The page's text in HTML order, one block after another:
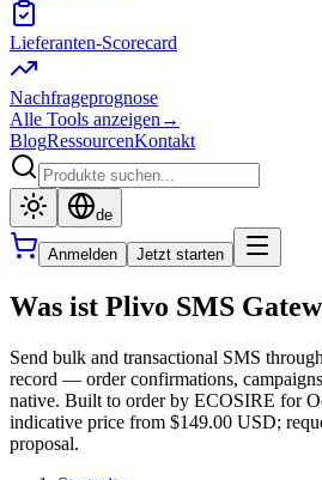
Lieferanten-Scorecard
Nachfrageprognose
Alle Tools anzeigen →
BlogRessourcenKontakt
de
Anmelden Jetzt starten
Was ist Plivo SMS
Send bulk and transactional SMS
record — order confirmations,
native. Built to order by ECOSIRE for
indicative price from $149.00 USD;
proposal.